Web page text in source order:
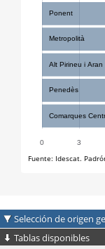
Selección de origen
Tablas disponibles